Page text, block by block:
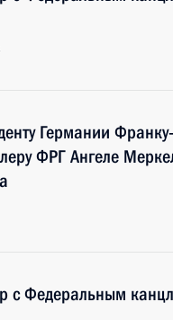
Германии
ФРГ Ангеле
с Федеральным